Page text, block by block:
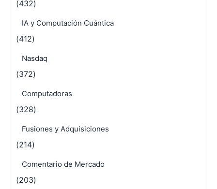
(432)
IA y Computación Cuántica
(412)
Nasdaq
(372)
Computadoras
(328)
Fusiones y Adquisiciones
(214)
Comentario de Mercado
(203)